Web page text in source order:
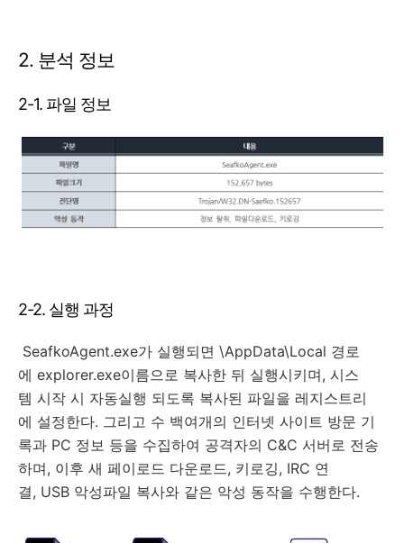
2. 분석 정보
2-1. 파일 정보
2-2. 실행 과정
SeafkoAgent.exe가 실행되면 \AppData\Local 경로
에 explorer.exe이름으로 복사한 뒤 실행시키며, 시스
템 시작 시 자동실행 되도록 복사된 파일을 레지스트리
에 설정한다. 그리고 수 백여개의 인터넷 사이트 방문 기
록과 PC 정보 등을 수집하여 공격자의 C&C 서버로 전송
하며, 이후 새 페이로드 다운로드, 키로깅, IRC 연
결, USB 악성파일 복사와 같은 악성 동작을 수행한다.